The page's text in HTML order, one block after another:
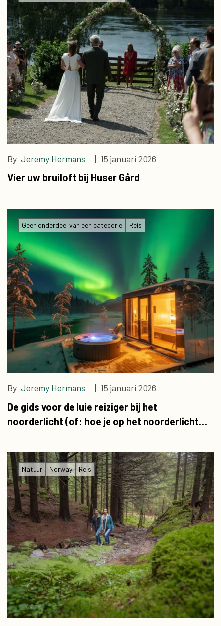
By Jeremy Hermans | 15 januari 2026
Vier uw bruiloft bij Huser Gård
Geen onderdeel van een categorie Reis
By Jeremy Hermans | 15 januari 2026
De gids voor de luie reiziger bij het
noorderlicht (of: hoe je op het noorderlicht
Natuur Norway Reis